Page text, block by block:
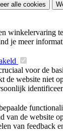
alle cookies
winkelervaring
je meer
voor de
de website niet
van de website
van feedback